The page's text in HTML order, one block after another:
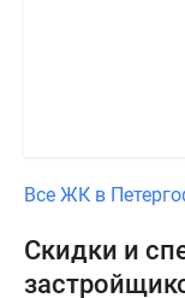
Все ЖК в
Скидки и